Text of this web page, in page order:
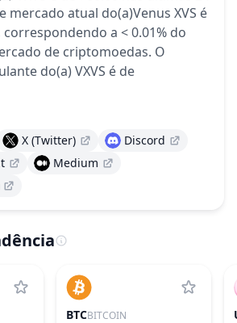
mercado atual do(a)Venus XVS é
correspondendo a < 0.01% do
de criptomoedas. O
do(a) VXVS é de
X (Twitter)
Discord
Medium
BTCBITCOIN